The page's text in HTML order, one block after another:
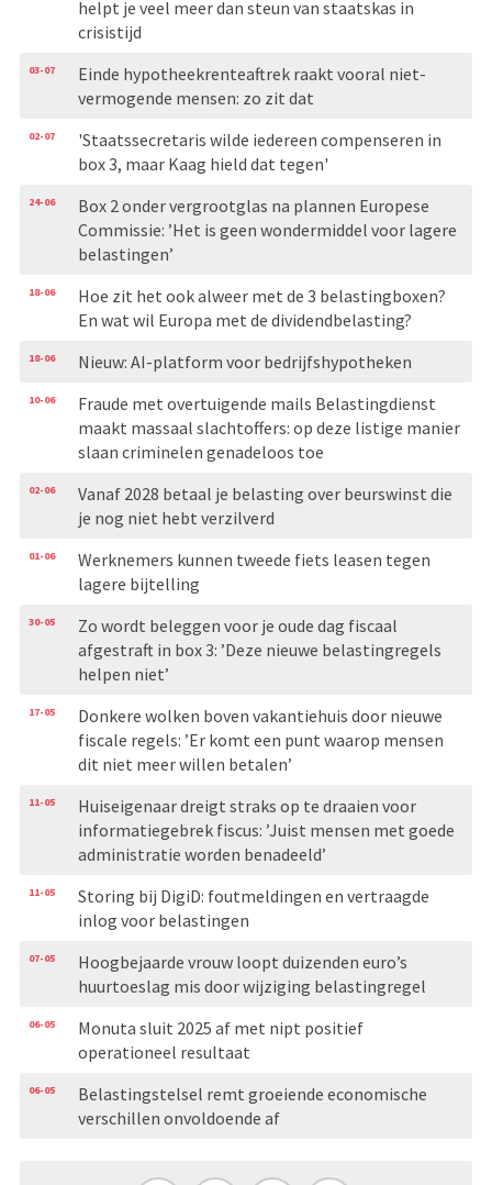
helpt je veel meer dan steun van staatskas in
crisistijd
03-07
Einde hypotheekrenteaftrek raakt vooral niet-
vermogende mensen: zo zit dat
02-07
'Staatssecretaris wilde iedereen compenseren in
box 3, maar Kaag hield dat tegen'
24-06
Box 2 onder vergrootglas na plannen Europese
Commissie: ’Het is geen wondermiddel voor lagere
belastingen’
18-06
Hoe zit het ook alweer met de 3 belastingboxen?
En wat wil Europa met de dividendbelasting?
18-06 Nieuw: AI-platform voor bedrijfshypotheken
10-06
Fraude met overtuigende mails Belastingdienst
maakt massaal slachtoffers: op deze listige manier
slaan criminelen genadeloos toe
02-06
Vanaf 2028 betaal je belasting over beurswinst die
je nog niet hebt verzilverd
01-06
Werknemers kunnen tweede fiets leasen tegen
lagere bijtelling
30-05
Zo wordt beleggen voor je oude dag fiscaal
afgestraft in box 3: ’Deze nieuwe belastingregels
helpen niet’
17-05
Donkere wolken boven vakantiehuis door nieuwe
fiscale regels: ’Er komt een punt waarop mensen
dit niet meer willen betalen’
11-05
Huiseigenaar dreigt straks op te draaien voor
informatiegebrek fiscus: ’Juist mensen met goede
administratie worden benadeeld’
11-05
Storing bij DigiD: foutmeldingen en vertraagde
inlog voor belastingen
07-05
Hoogbejaarde vrouw loopt duizenden euro’s
huurtoeslag mis door wijziging belastingregel
06-05
Monuta sluit 2025 af met nipt positief
operationeel resultaat
06-05
Belastingstelsel remt groeiende economische
verschillen onvoldoende af